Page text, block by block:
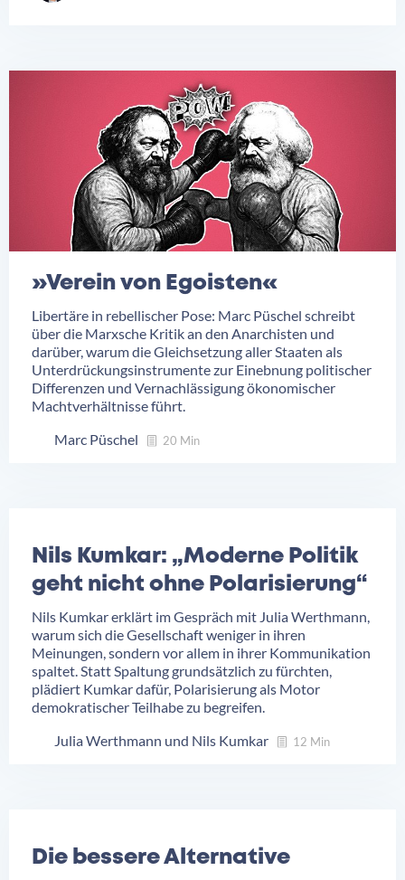
»Verein von Egoisten«
Libertäre in rebellischer Pose: Marc Püschel schreibt
über die Marxsche Kritik an den Anarchisten und
darüber, warum die Gleichsetzung aller Staaten als
Unterdrückungsinstrumente zur Einebnung politischer
Differenzen und Vernachlässigung ökonomischer
Machtverhältnisse führt.
Marc Püschel
20 Min
Nils Kumkar: „Moderne Politik
geht nicht ohne Polarisierung“
Nils Kumkar erklärt im Gespräch mit Julia Werthmann,
warum sich die Gesellschaft weniger in ihren
Meinungen, sondern vor allem in ihrer Kommunikation
spaltet. Statt Spaltung grundsätzlich zu fürchten,
plädiert Kumkar dafür, Polarisierung als Motor
demokratischer Teilhabe zu begreifen.
Julia Werthmann
Nils Kumkar 12 Min
Die bessere Alternative